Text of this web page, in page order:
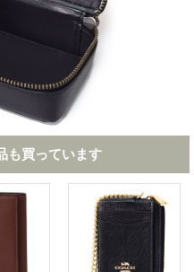
も買っています